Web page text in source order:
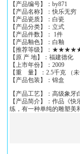
【产品编号】：by871
【产品名称】：快乐无穷
【产品瓷质】：白瓷
【产品分类】：立式
【产品件数】： 1件
【产品釉色】：白釉
【推荐等级】：
【原 产 地】：福建德化
【上市年份】：2009
【重 量】：2.5千克 （未
【产品包装】：锦盒
【产品工艺】：高级象牙
【产品简介】：作品《
练，有一种单纯的雕塑美